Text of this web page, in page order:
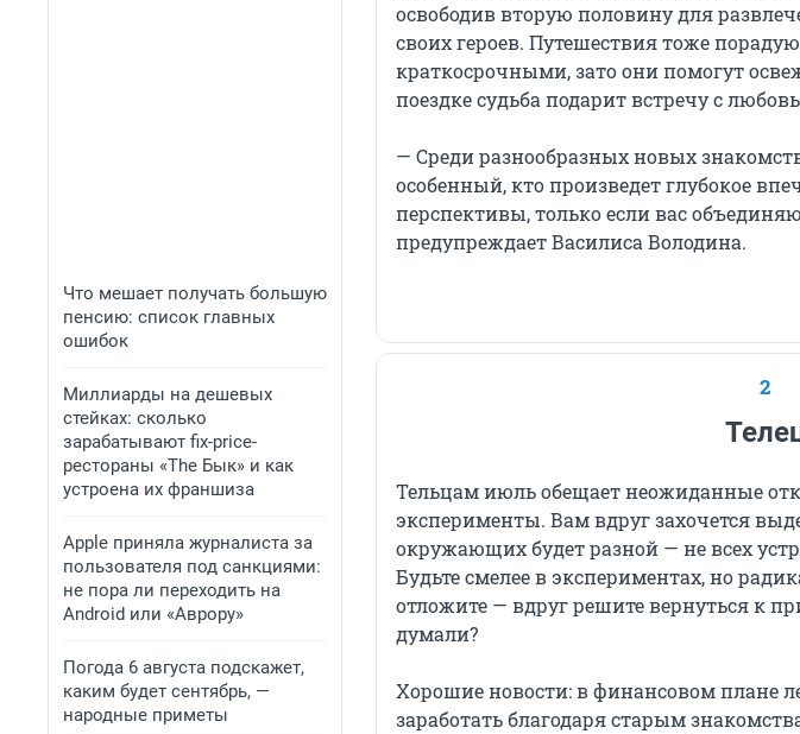
Что мешает получать большую
пенсию: список главных
ошибок
Миллиарды на дешевых
стейках: сколько
зарабатывают fix-price-
рестораны «The Бык» и как
устроена их франшиза
Apple приняла журналиста за
пользователя под санкциями:
не пора ли переходить на
Android или «Аврору»
Погода 6 августа подскажет,
каким будет сентябрь, —
народные приметы
освободив вторую половину для
своих героев. Путешествия тоже
краткосрочными, зато они помогут
поездке судьба подарит встречу с
— Среди разнообразных новых
особенный, кто произведет глубокое
перспективы, только если вас
предупреждает Василиса Володина.
2
Тельцам июль обещает неожиданные
эксперименты. Вам вдруг захочется
окружающих будет разной — не всех
Будьте смелее в экспериментах, но
отложите — вдруг решите вернуться к
думали?
Хорошие новости: в финансовом плане
заработать благодаря старым